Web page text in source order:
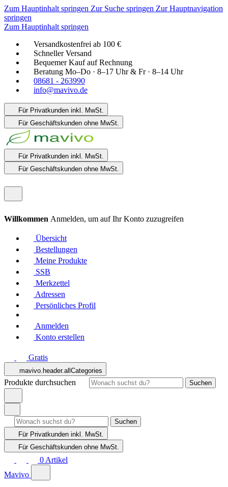
Zum Hauptinhalt springen Zur Suche springen Zur Hauptnavigation
springen
Zum Hauptinhalt springen
Versandkostenfrei ab 100 €
Schneller Versand
Bequemer Kauf auf Rechnung
Beratung Mo–Do · 8–17 Uhr & Fr · 8–14 Uhr
08681 - 263990
info@mavivo.de
Für Privatkunden inkl. MwSt.
Für Geschäftskunden ohne MwSt.
Für Privatkunden inkl. MwSt.
Für Geschäftskunden ohne MwSt.
Willkommen Anmelden, um auf Ihr Konto zuzugreifen
Übersicht
Bestellungen
Meine Produkte
SSB
Merkzettel
Adressen
Persönliches Profil
Anmelden
Konto erstellen
Gratis
mavivo.header.allCategories
Produkte durchsuchen Suchen
Suchen
Für Privatkunden inkl. MwSt.
Für Geschäftskunden ohne MwSt.
0 Artikel
Mavivo